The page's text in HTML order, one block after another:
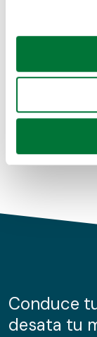
Si lo permite,
Recopilar
Identificar
para
Obtenga más
de cookies.
información
nuestros
Coches de
Coches de
Conduce
desata tu